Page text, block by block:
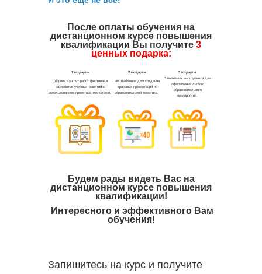
После оплаты обучения на
дистанционном курсе повышения
квалификации Вы получите 3
ценных подарка:
Будем рады видеть Вас на
дистанционном курсе повышения
квалификации!
Интересного и эффективного Вам
обучения!
Запишитесь на курс и получите